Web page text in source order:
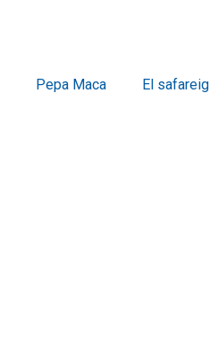
Pepa Maca El safareig